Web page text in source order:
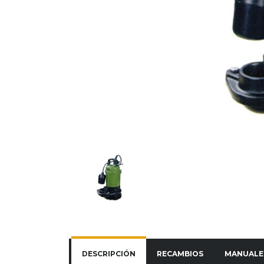
DESCRIPCIÓN RECAMBIOS